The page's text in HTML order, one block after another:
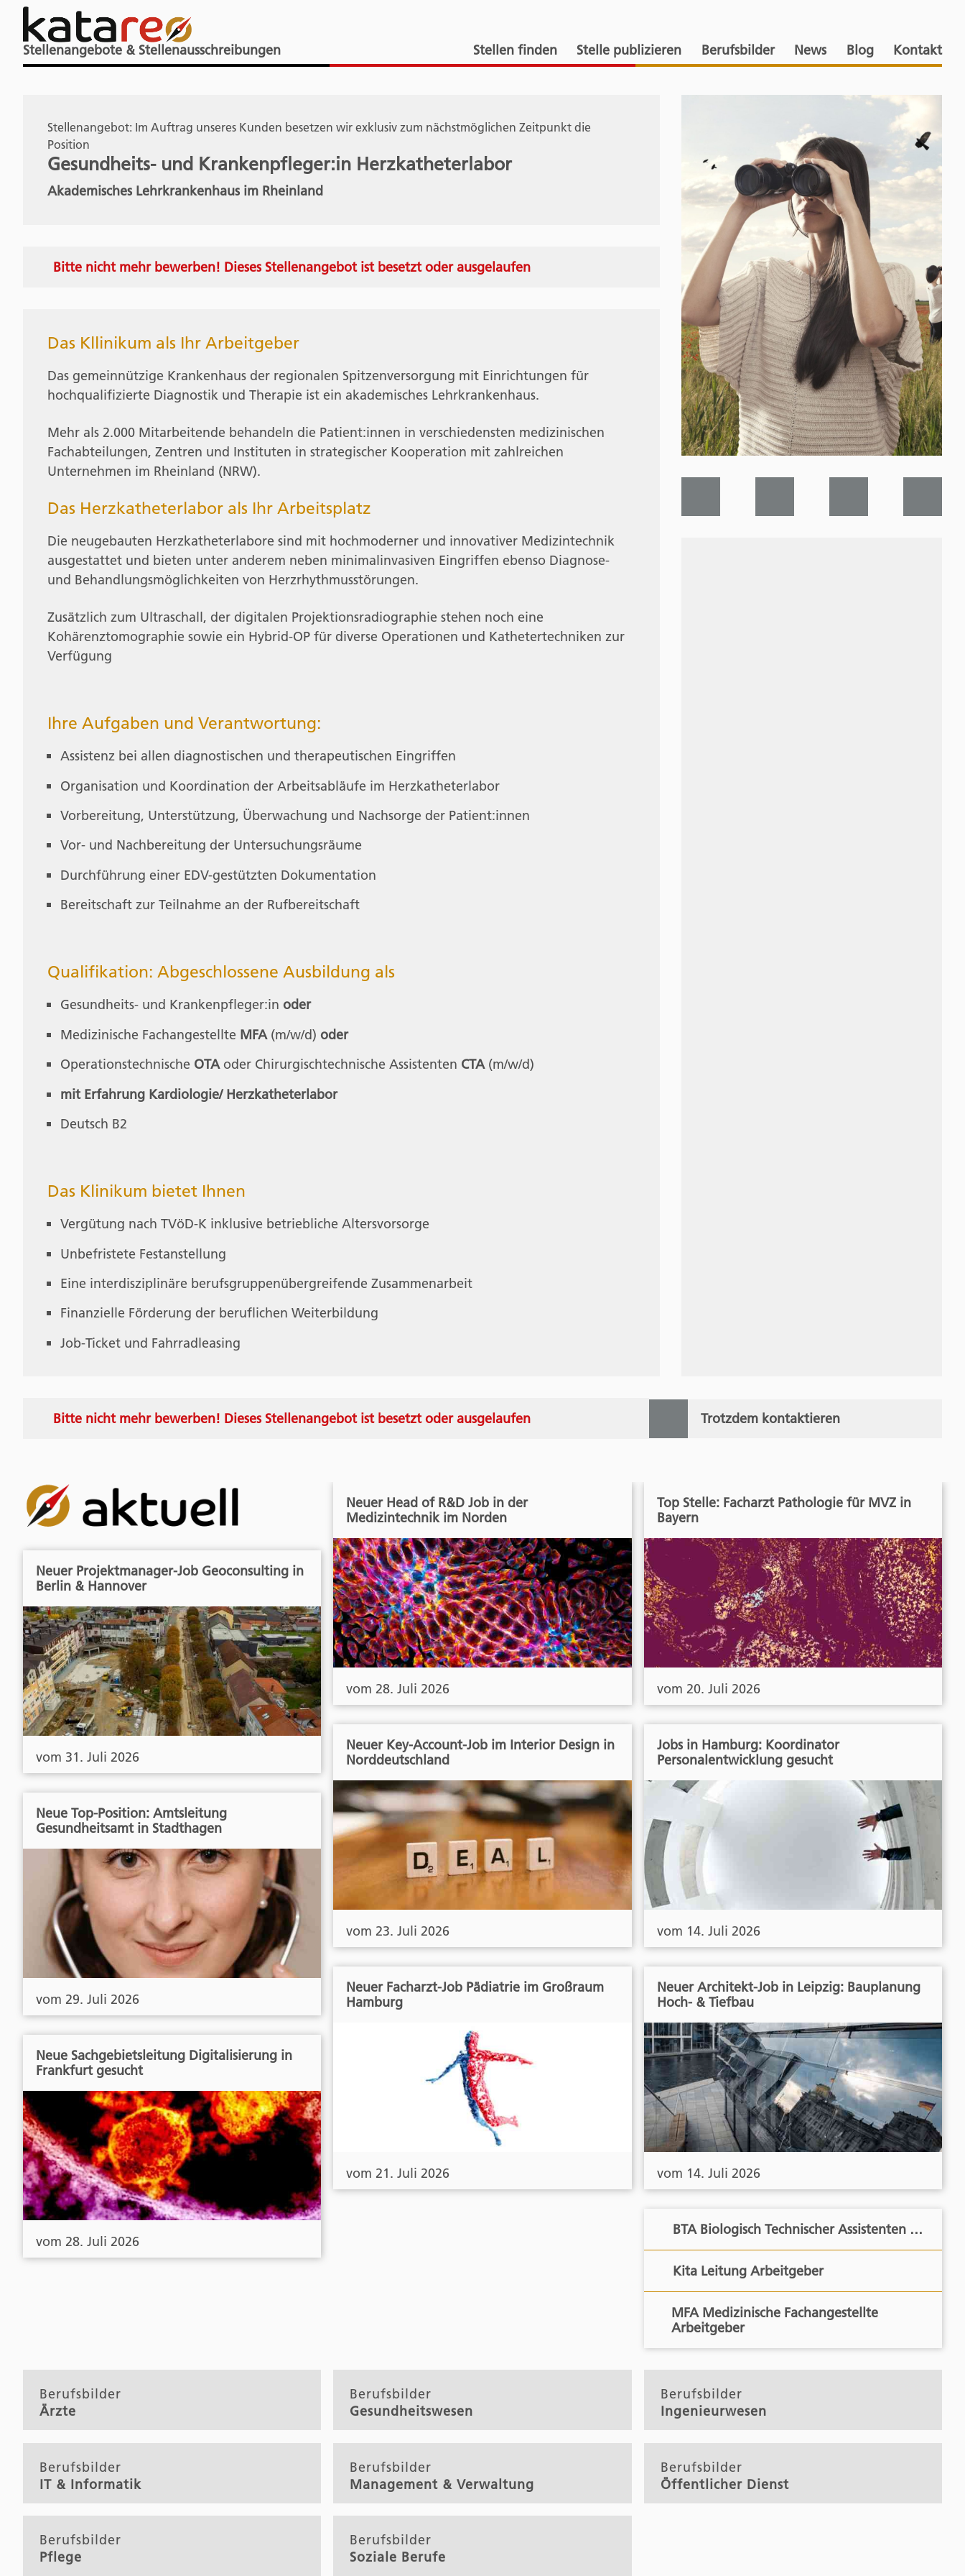
Stellenangebote & Stellenausschreibungen Stellen finden Stelle publizieren Berufsbilder News Blog Kontakt
Stellenangebot: Im Auftrag unseres Kunden besetzen wir exklusiv zum nächstmöglichen Zeitpunkt die
Position
Gesundheits- und Krankenpfleger:in Herzkatheterlabor
Akademisches Lehrkrankenhaus im Rheinland
Bitte nicht mehr bewerben! Dieses Stellenangebot ist besetzt oder ausgelaufen
Das Kllinikum als Ihr Arbeitgeber
Das gemeinnützige Krankenhaus der regionalen Spitzenversorgung mit Einrichtungen für
hochqualifizierte Diagnostik und Therapie ist ein akademisches Lehrkrankenhaus.
Mehr als 2.000 Mitarbeitende behandeln die Patient:innen in verschiedensten medizinischen
Fachabteilungen, Zentren und Instituten in strategischer Kooperation mit zahlreichen
Unternehmen im Rheinland (NRW).
Das Herzkatheterlabor als Ihr Arbeitsplatz
Die neugebauten Herzkatheterlabore sind mit hochmoderner und innovativer Medizintechnik
ausgestattet und bieten unter anderem neben minimalinvasiven Eingriffen ebenso Diagnose-
und Behandlungsmöglichkeiten von Herzrhythmusstörungen.
Zusätzlich zum Ultraschall, der digitalen Projektionsradiographie stehen noch eine
Kohärenztomographie sowie ein Hybrid-OP für diverse Operationen und Kathetertechniken zur
Verfügung
Ihre Aufgaben und Verantwortung:
Assistenz bei allen diagnostischen und therapeutischen Eingriffen
Organisation und Koordination der Arbeitsabläufe im Herzkatheterlabor
Vorbereitung, Unterstützung, Überwachung und Nachsorge der Patient:innen
Vor- und Nachbereitung der Untersuchungsräume
Durchführung einer EDV-gestützten Dokumentation
Bereitschaft zur Teilnahme an der Rufbereitschaft
Qualifikation: Abgeschlossene Ausbildung als
Gesundheits- und Krankenpfleger:in oder
Medizinische Fachangestellte MFA (m/w/d) oder
Operationstechnische OTA oder Chirurgischtechnische Assistenten CTA (m/w/d)
mit Erfahrung Kardiologie/ Herzkatheterlabor
Deutsch B2
Das Klinikum bietet Ihnen
Vergütung nach TVöD-K inklusive betriebliche Altersvorsorge
Unbefristete Festanstellung
Eine interdisziplinäre berufsgruppenübergreifende Zusammenarbeit
Finanzielle Förderung der beruflichen Weiterbildung
Job-Ticket und Fahrradleasing
Bitte nicht mehr bewerben! Dieses Stellenangebot ist besetzt oder ausgelaufen Trotzdem kontaktieren
Neuer Projektmanager-Job Geoconsulting in
Berlin & Hannover
vom 31. Juli 2026
Neue Top-Position: Amtsleitung
Gesundheitsamt in Stadthagen
vom 29. Juli 2026
Neue Sachgebietsleitung Digitalisierung in
Frankfurt gesucht
vom 28. Juli 2026
Neuer Head of R&D Job in der
Medizintechnik im Norden
vom 28. Juli 2026
Neuer Key-Account-Job im Interior Design in
Norddeutschland
vom 23. Juli 2026
Neuer Facharzt-Job Pädiatrie im Großraum
Hamburg
vom 21. Juli 2026
Top Stelle: Facharzt Pathologie für MVZ in
Bayern
vom 20. Juli 2026
Jobs in Hamburg: Koordinator
Personalentwicklung gesucht
vom 14. Juli 2026
Neuer Architekt-Job in Leipzig: Bauplanung
Hoch- & Tiefbau
vom 14. Juli 2026
BTA Biologisch Technischer Assistenten …
Kita Leitung Arbeitgeber
MFA Medizinische Fachangestellte
Arbeitgeber
Berufsbilder
Ärzte
Berufsbilder
Gesundheitswesen
Berufsbilder
Ingenieurwesen
Berufsbilder
IT & Informatik
Berufsbilder
Management & Verwaltung
Berufsbilder
Öffentlicher Dienst
Berufsbilder
Pflege
Berufsbilder
Soziale Berufe